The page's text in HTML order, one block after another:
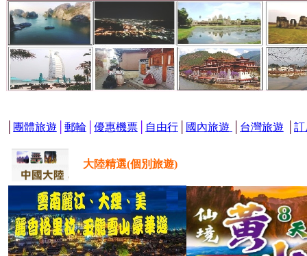
團體旅遊 郵輪 優惠機票 自由行 國內旅遊 台灣旅遊 訂
大陸精選(個別旅遊)